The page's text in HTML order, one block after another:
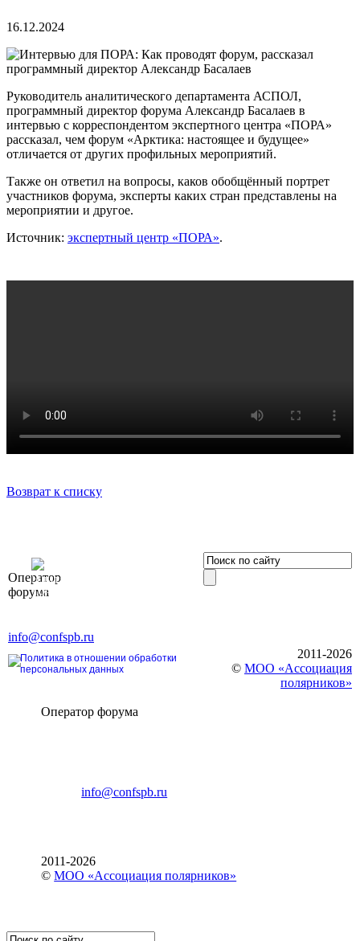
16.12.2024
Руководитель аналитического департамента АСПОЛ,
программный директор форума Александр Басалаев в
интервью с корреспондентом экспертного центра «ПОРА»
рассказал, чем форум «Арктика: настоящее и будущее»
отличается от других профильных мероприятий.
Также он ответил на вопросы, каков обобщённый портрет
участников форума, эксперты каких стран представлены на
мероприятии и другое.
Источник: экспертный центр «ПОРА».
Возврат к списку
Оператор
форума
Элит»
196191, г. Санкт-Петербург,
info@confspb.ru
Политика в отношении обработки
персональных данных
2011-2026
© МОО «Ассоциация
полярников»
Оператор форума
E-mail:info@confspb.ru
2011-2026
©МОО «Ассоциация полярников»